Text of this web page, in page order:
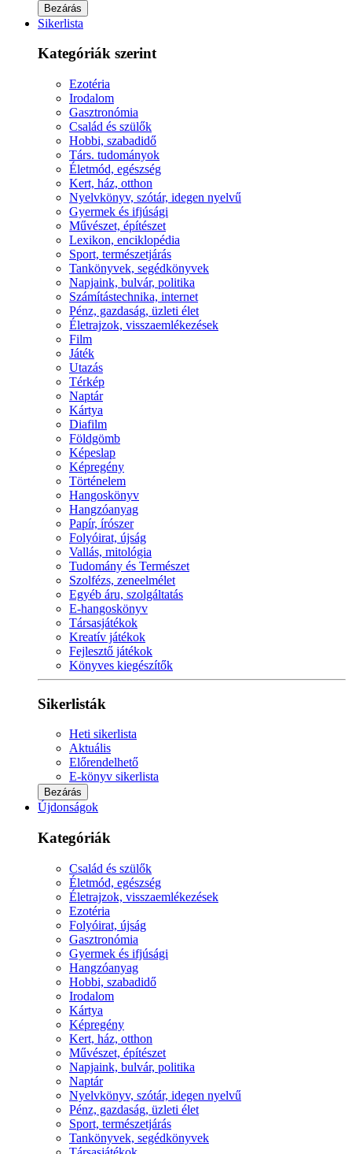
Bezárás
Sikerlista
Kategóriák szerint
Ezotéria
Irodalom
Gasztronómia
Család és szülők
Hobbi, szabadidő
Társ. tudományok
Életmód, egészség
Kert, ház, otthon
Nyelvkönyv, szótár, idegen nyelvű
Gyermek és ifjúsági
Művészet, építészet
Lexikon, enciklopédia
Sport, természetjárás
Tankönyvek, segédkönyvek
Napjaink, bulvár, politika
Számítástechnika, internet
Pénz, gazdaság, üzleti élet
Életrajzok, visszaemlékezések
Film
Játék
Utazás
Térkép
Naptár
Kártya
Diafilm
Földgömb
Képeslap
Képregény
Történelem
Hangoskönyv
Hangzóanyag
Papír, írószer
Folyóirat, újság
Vallás, mitológia
Tudomány és Természet
Szolfézs, zeneelmélet
Egyéb áru, szolgáltatás
E-hangoskönyv
Társasjátékok
Kreatív játékok
Fejlesztő játékok
Könyves kiegészítők
Sikerlisták
Heti sikerlista
Aktuális
Előrendelhető
E-könyv sikerlista
Bezárás
Újdonságok
Kategóriák
Család és szülők
Életmód, egészség
Életrajzok, visszaemlékezések
Ezotéria
Folyóirat, újság
Gasztronómia
Gyermek és ifjúsági
Hangzóanyag
Hobbi, szabadidő
Irodalom
Kártya
Képregény
Kert, ház, otthon
Művészet, építészet
Napjaink, bulvár, politika
Naptár
Nyelvkönyv, szótár, idegen nyelvű
Pénz, gazdaság, üzleti élet
Sport, természetjárás
Tankönyvek, segédkönyvek